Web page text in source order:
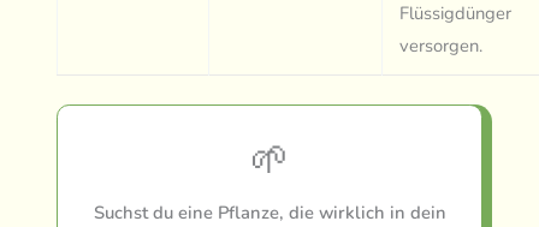
Flüssigdünger
versorgen.
🌱
Suchst du eine Pflanze, die wirklich in dein